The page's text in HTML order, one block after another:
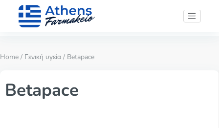
Home / Γενική υγεία / Betapace
Betapace